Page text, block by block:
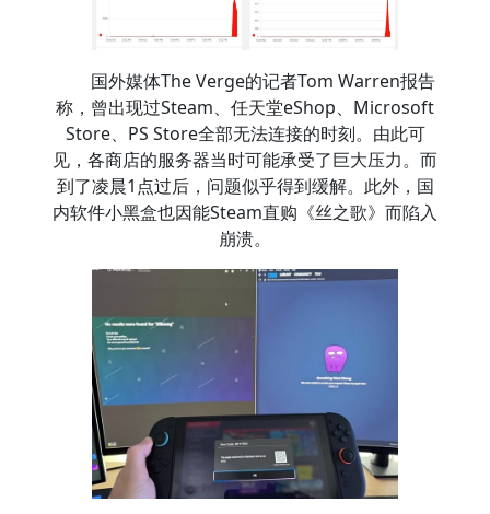
国外媒体The Verge的记者Tom Warren报告
称，曾出现过Steam、任天堂eShop、Microsoft
Store、PS Store全部无法连接的时刻。由此可
见，各商店的服务器当时可能承受了巨大压力。而
到了凌晨1点过后，问题似乎得到缓解。此外，国
内软件小黑盒也因能Steam直购《丝之歌》而陷入
崩溃。